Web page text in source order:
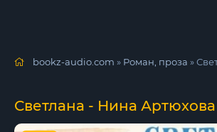
bookz-audio.com » Роман, проза »
Светлана - Нина Артюхова